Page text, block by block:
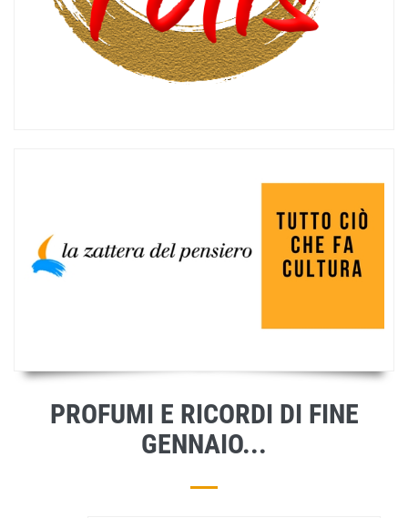
PROFUMI E RICORDI DI FINE
GENNAIO...